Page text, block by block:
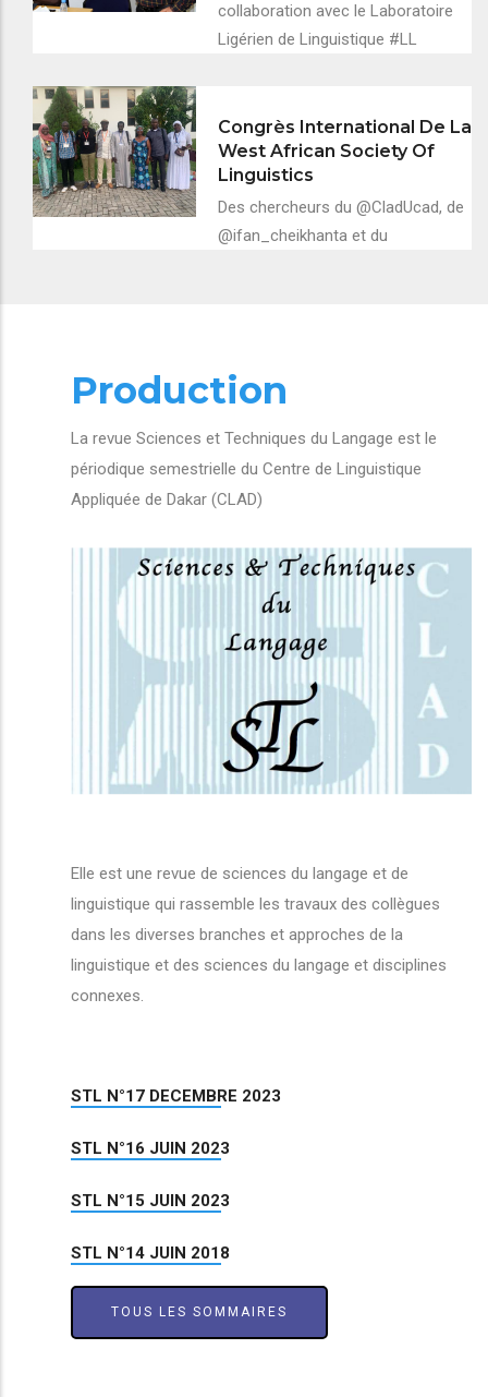
collaboration avec le Laboratoire
Ligérien de Linguistique #LL
Congrès International De La
West African Society Of
Linguistics
Des chercheurs du @CladUcad, de
@ifan_cheikhanta et du
Production
La revue Sciences et Techniques du Langage est le
périodique semestrielle du Centre de Linguistique
Appliquée de Dakar (CLAD)
Elle est une revue de sciences du langage et de
linguistique qui rassemble les travaux des collègues
dans les diverses branches et approches de la
linguistique et des sciences du langage et disciplines
connexes.
STL N°17 DECEMBRE 2023
STL N°16 JUIN 2023
STL N°15 JUIN 2023
STL N°14 JUIN 2018
TOUS LES SOMMAIRES